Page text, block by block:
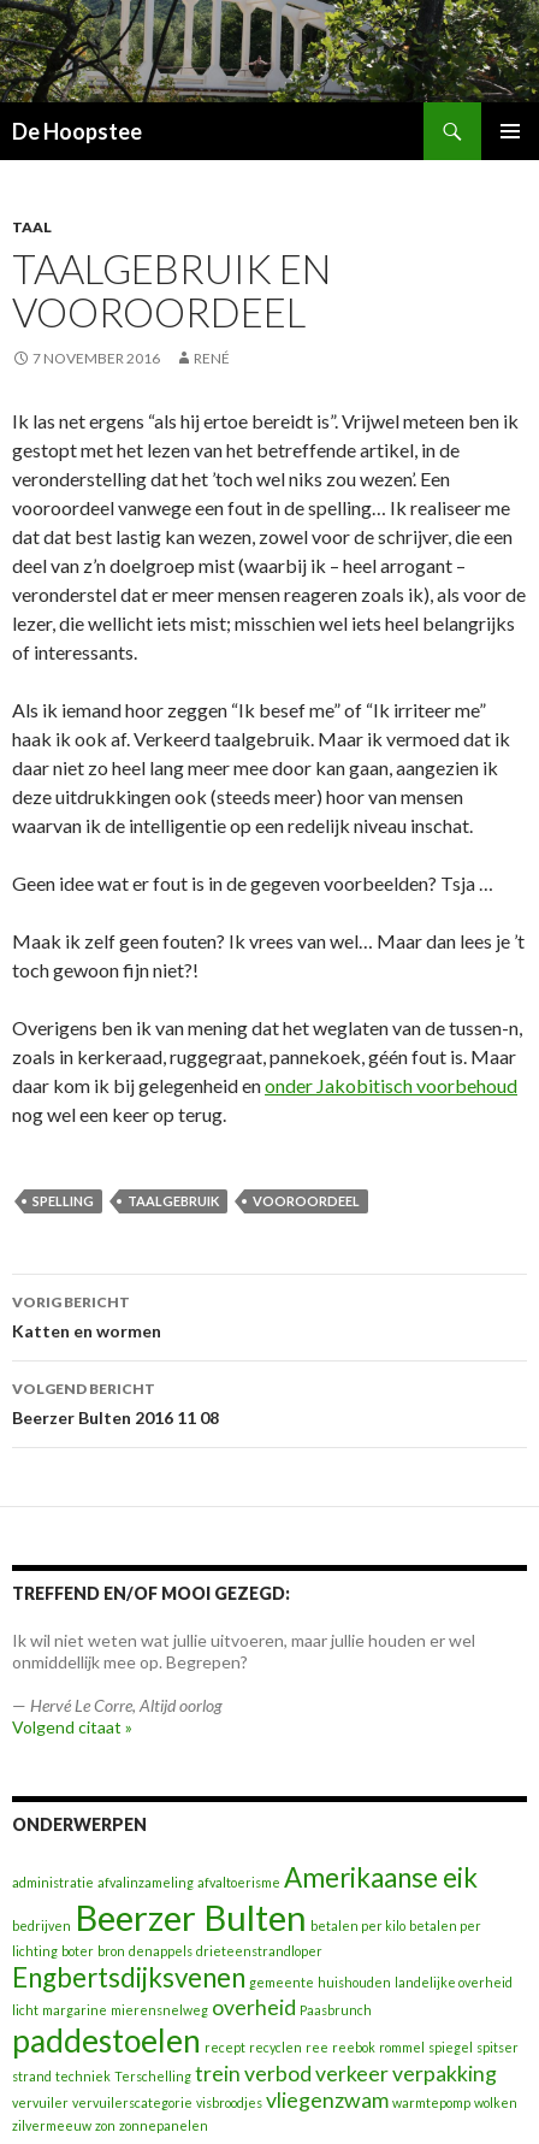
De Hoopstee
TAAL
TAALGEBRUIK EN
VOOROORDEEL
7 NOVEMBER 2016 RENÉ
Ik las net ergens “als hij ertoe bereidt is”. Vrijwel meteen ben ik
gestopt met het lezen van het betreffende artikel, in de
veronderstelling dat het ’toch wel niks zou wezen’. Een
vooroordeel vanwege een fout in de spelling… Ik realiseer me
dat dat best lastig kan wezen, zowel voor de schrijver, die een
deel van z’n doelgroep mist (waarbij ik – heel arrogant –
veronderstel dat er meer mensen reageren zoals ik), als voor de
lezer, die wellicht iets mist; misschien wel iets heel belangrijks
of interessants.
Als ik iemand hoor zeggen “Ik besef me” of “Ik irriteer me”
haak ik ook af. Verkeerd taalgebruik. Maar ik vermoed dat ik
daar niet zo heel lang meer mee door kan gaan, aangezien ik
deze uitdrukkingen ook (steeds meer) hoor van mensen
waarvan ik de intelligentie op een redelijk niveau inschat.
Geen idee wat er fout is in de gegeven voorbeelden? Tsja …
Maak ik zelf geen fouten? Ik vrees van wel… Maar dan lees je ’t
toch gewoon fijn niet?!
Overigens ben ik van mening dat het weglaten van de tussen-n,
zoals in kerkeraad, ruggegraat, pannekoek, géén fout is. Maar
daar kom ik bij gelegenheid enonder Jakobitisch voorbehoud
nog wel een keer op terug.
SPELLING TAALGEBRUIK VOOROORDEEL
Berichtnavigatie
VORIG BERICHT
Katten en wormen
VOLGEND BERICHT
Beerzer Bulten 2016 11 08
TREFFEND EN/OF MOOI GEZEGD:
Ik wil niet weten wat jullie uitvoeren, maar jullie houden er wel
onmiddellijk mee op. Begrepen?
— Hervé Le Corre, Altijd oorlog
Volgend citaat »
ONDERWERPEN
administratie afvalinzameling afvaltoerisme Amerikaanse eik
bedrijven Beerzer Bulten betalen per kilo betalen per
lichting boter bron denappels drieteenstrandloper
Engbertsdijksvenen gemeente huishouden landelijke overheid
licht margarine mierensnelweg overheid Paasbrunch
paddestoelen recept recyclen ree reebok rommel spiegel spitser
strand techniek Terschelling treinverbodverkeerverpakking
vervuiler vervuilerscategorie visbroodjes vliegenzwam warmtepomp wolken
zilvermeeuw zon zonnepanelen